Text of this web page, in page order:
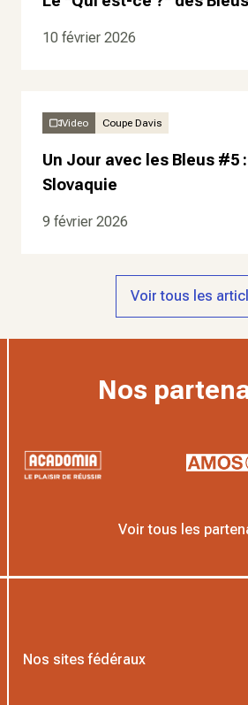
10 février 2026
Video Coupe Davis
Un Jour avec les Bleus #5
Slovaquie
9 février 2026
Voir tous les
Nos
Voir tous les
Nos sites fédéraux